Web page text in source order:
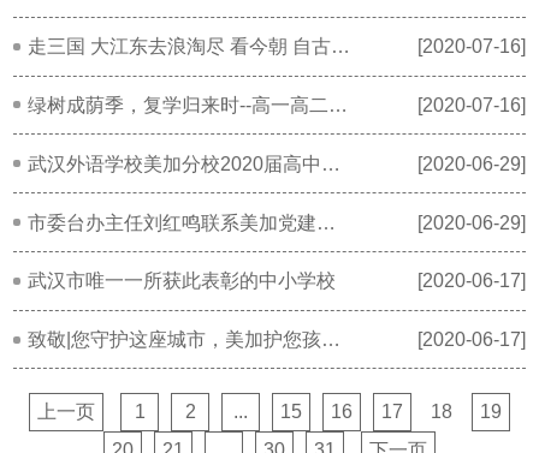
走三国 大江东去浪淘尽 看今朝 自古英雄出少年 [2020-07-16]
绿树成荫季，复学归来时--高一高二返校复课 [2020-07-16]
武汉外语学校美加分校2020届高中生“云毕业典礼” [2020-06-29]
市委台办主任刘红鸣联系美加党建工作了 [2020-06-29]
武汉市唯一一所获此表彰的中小学校 [2020-06-17]
致敬|您守护这座城市，美加护您孩子成长！ [2020-06-17]
上一页 1 2 ... 15 16 17 18
19